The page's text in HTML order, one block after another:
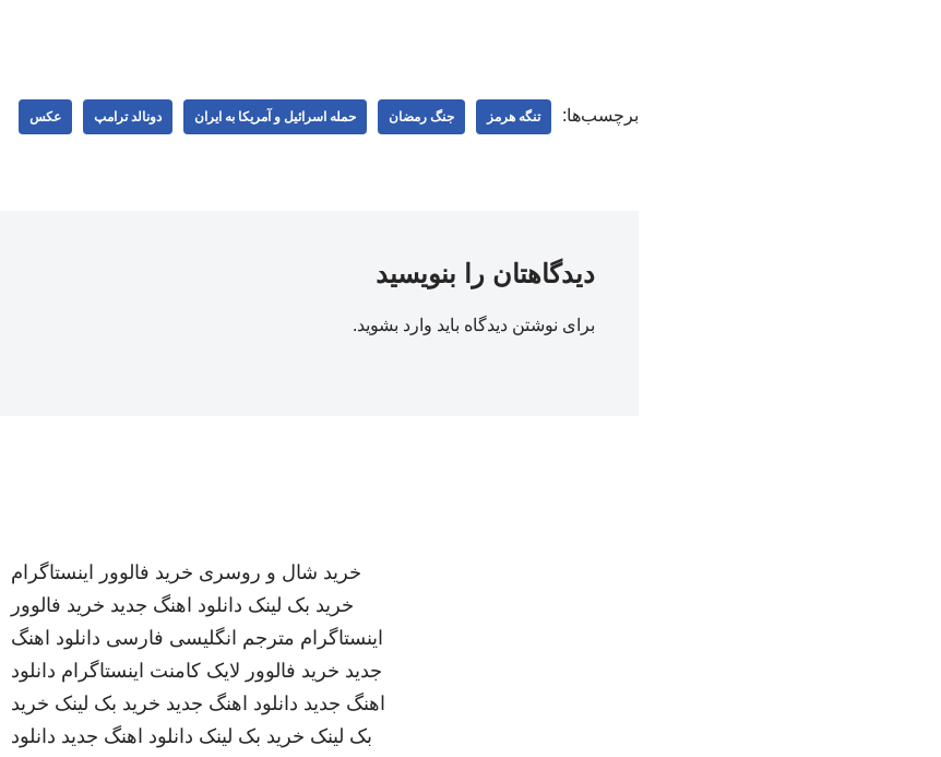
برچسب‌ها: تنگه هرمز جنگ رمضان حمله اسرائیل و آمریکا به ایران دونالد ترامپ عکس
دیدگاهتان را بنویسید
برای نوشتن دیدگاه باید وارد بشوید.
خرید شال و روسری خرید فالوور اینستاگرام
خرید بک لینک دانلود اهنگ جدید خرید فالوور
اینستاگرام مترجم انگلیسی فارسی دانلود اهنگ
جدید خرید فالوور لایک کامنت اینستاگرام دانلود
اهنگ جدید دانلود اهنگ جدید خرید بک لینک خرید
بک لینک خرید بک لینک دانلود اهنگ جدید دانلود